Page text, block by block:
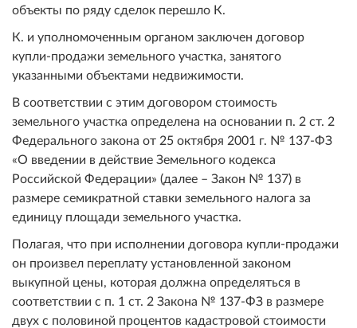
объекты по ряду сделок перешло К.
К. и уполномоченным органом заключен договор
купли-продажи земельного участка, занятого
указанными объектами недвижимости.
В соответствии с этим договором стоимость
земельного участка определена на основании п. 2 ст. 2
Федерального закона от 25 октября 2001 г. № 137-ФЗ
«О введении в действие Земельного кодекса
Российской Федерации» (далее – Закон № 137) в
размере семикратной ставки земельного налога за
единицу площади земельного участка.
Полагая, что при исполнении договора купли-продажи
он произвел переплату установленной законом
выкупной цены, которая должна определяться в
соответствии с п. 1 ст. 2 Закона № 137-ФЗ в размере
двух с половиной процентов кадастровой стоимости